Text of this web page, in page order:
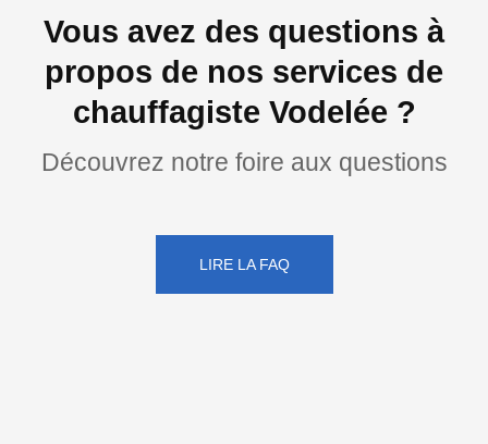
Vous avez des questions à
propos de nos services de
chauffagiste Vodelée ?
Découvrez notre foire aux questions
LIRE LA FAQ